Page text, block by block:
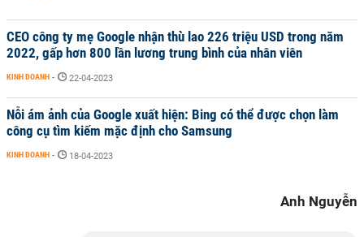
CEO công ty mẹ Google nhận thù lao 226 triệu USD trong năm
2022, gấp hơn 800 lần lương trung bình của nhân viên
KINH DOANH - 22-04-2023
Nỗi ám ảnh của Google xuất hiện: Bing có thể được chọn làm
công cụ tìm kiếm mặc định cho Samsung
KINH DOANH - 18-04-2023
Anh Nguyễn